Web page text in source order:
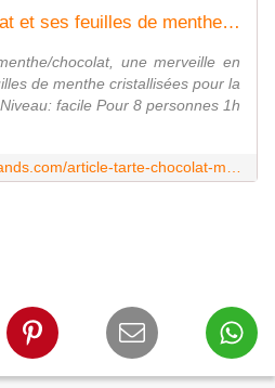
Tarte menthe / chocolat et ses feuilles de menthe cristallisées - C secrets gourmands!! Blog de cuisine, recettes faciles, à préparer à l'avance, ...
chocolat, une merveille en
de menthe cristallisées pour la
facile Pour 8 personnes 1h